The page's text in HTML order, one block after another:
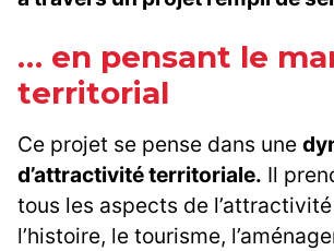
… en pensant le
territorial
Ce projet se pense dans une
d’attractivité territoriale. Il
tous les aspects de
l’histoire, le tourisme,